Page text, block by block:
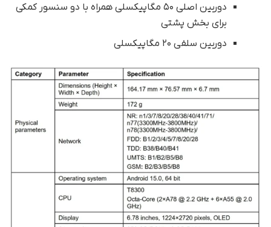
دوربین اصلی ۵۰ مگاپیکسلی همراه با دو سنسور کمکی
برای بخش پشتی
دوربین سلفی ۲۰ مگاپیکسلی